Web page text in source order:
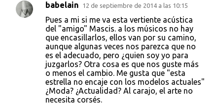
C
babelain 12 de septiembre de 2014 a las 10:15
Pues a mi si me va esta vertiente acústica
del "amigo" Mascis. a los músicos no hay
que encasillarlos, ellos van por su camino,
aunque algunas veces nos parezca que no
es el adecuado, pero ¿quien soy yo para
juzgarlos? Otra cosa es que nos guste más
o menos el cambio. Me gusta que "esta
estrella no encaje con los modelos actuales"
¿Moda? ¿Actualidad? Al carajo, el arte no
necesita corsés.